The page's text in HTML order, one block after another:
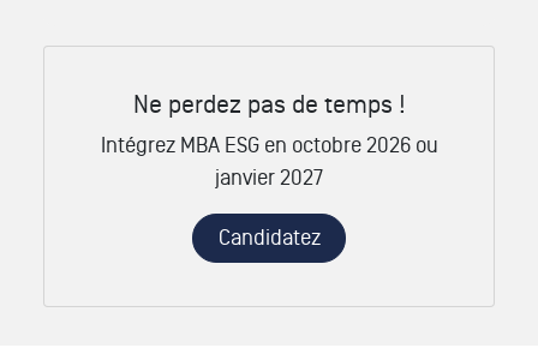
Ne perdez pas de temps !
Intégrez MBA ESG en octobre 2026 ou
janvier 2027
Candidatez